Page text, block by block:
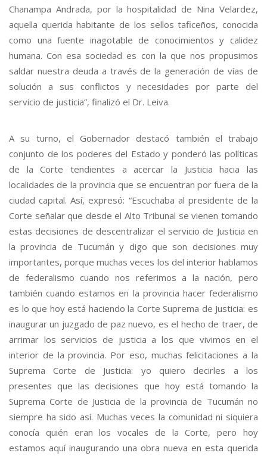
Chanampa Andrada, por la hospitalidad de Nina Velardez,
aquella querida habitante de los sellos taficeños, conocida
como una fuente inagotable de conocimientos y calidez
humana. Con esa sociedad es con la que nos propusimos
saldar nuestra deuda a través de la generación de vías de
solución a sus conflictos y necesidades por parte del
servicio de justicia”, finalizó el Dr. Leiva.
A su turno, el Gobernador destacó también el trabajo
conjunto de los poderes del Estado y ponderó las políticas
de la Corte tendientes a acercar la Justicia hacia las
localidades de la provincia que se encuentran por fuera de la
ciudad capital. Así, expresó: “Escuchaba al presidente de la
Corte señalar que desde el Alto Tribunal se vienen tomando
estas decisiones de descentralizar el servicio de Justicia en
la provincia de Tucumán y digo que son decisiones muy
importantes, porque muchas veces los del interior hablamos
de federalismo cuando nos referimos a la nación, pero
también cuando estamos en la provincia hacer federalismo
es lo que hoy está haciendo la Corte Suprema de Justicia: es
inaugurar un juzgado de paz nuevo, es el hecho de traer, de
arrimar los servicios de justicia a los que vivimos en el
interior de la provincia. Por eso, muchas felicitaciones a la
Suprema Corte de Justicia: yo quiero decirles a los
presentes que las decisiones que hoy está tomando la
Suprema Corte de Justicia de la provincia de Tucumán no
siempre ha sido así. Muchas veces la comunidad ni siquiera
conocía quién eran los vocales de la Corte, pero hoy
estamos aquí inaugurando una obra nueva en esta querida